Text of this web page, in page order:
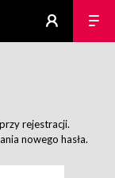
rejestracji.
nowego hasła.